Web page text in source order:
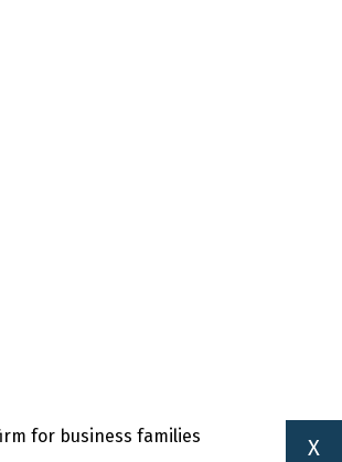
for business families
X